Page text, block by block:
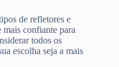
de refletores e
mais confiante para
todos os
escolha seja a mais